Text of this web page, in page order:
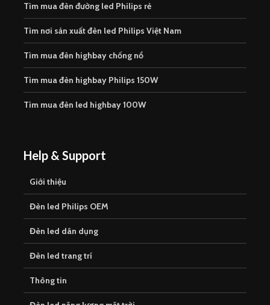
Tìm mua đèn đường led Philips rẻ
Tìm nơi sản xuất đèn led Philips Việt Nam
Tìm mua đèn highbay chống nổ
Tìm mua đèn highbay Philips 150W
Tìm mua đèn led highbay 100W
Help & Support
Giới thiệu
Đèn led Philips OEM
Đèn led dân dụng
Đèn led trang trí
Thông tin